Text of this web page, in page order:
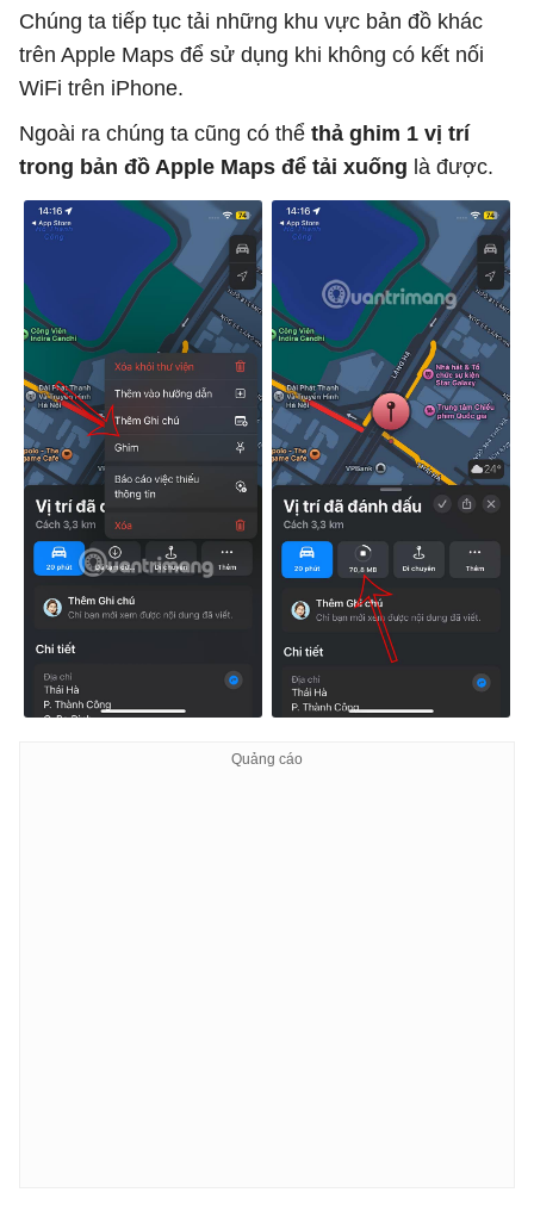
Chúng ta tiếp tục tải những khu vực bản đồ khác
trên Apple Maps để sử dụng khi không có kết nối
WiFi trên iPhone.
Ngoài ra chúng ta cũng có thể thả ghim 1 vị trí
trong bản đồ Apple Maps để tải xuống là được.